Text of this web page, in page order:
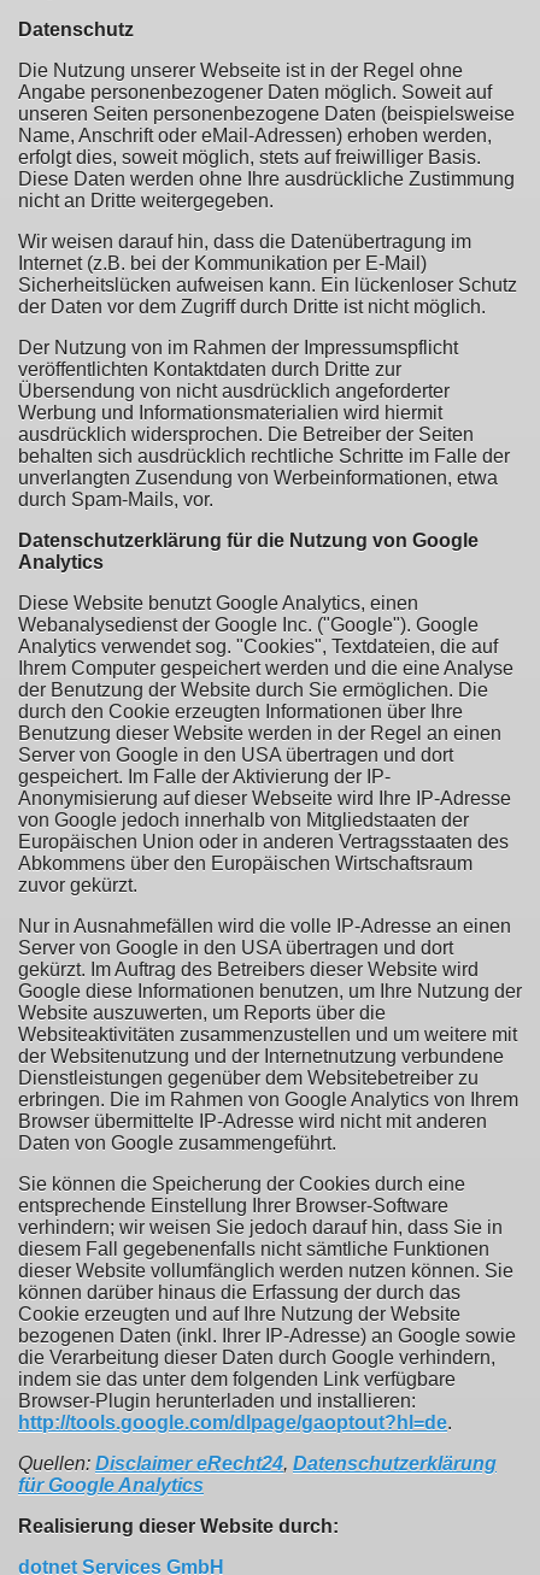
Datenschutz
Die Nutzung unserer Webseite ist in der Regel ohne
Angabe personenbezogener Daten möglich. Soweit auf
unseren Seiten personenbezogene Daten (beispielsweise
Name, Anschrift oder eMail-Adressen) erhoben werden,
erfolgt dies, soweit möglich, stets auf freiwilliger Basis.
Diese Daten werden ohne Ihre ausdrückliche Zustimmung
nicht an Dritte weitergegeben.
Wir weisen darauf hin, dass die Datenübertragung im
Internet (z.B. bei der Kommunikation per E-Mail)
Sicherheitslücken aufweisen kann. Ein lückenloser Schutz
der Daten vor dem Zugriff durch Dritte ist nicht möglich.
Der Nutzung von im Rahmen der Impressumspflicht
veröffentlichten Kontaktdaten durch Dritte zur
Übersendung von nicht ausdrücklich angeforderter
Werbung und Informationsmaterialien wird hiermit
ausdrücklich widersprochen. Die Betreiber der Seiten
behalten sich ausdrücklich rechtliche Schritte im Falle der
unverlangten Zusendung von Werbeinformationen, etwa
durch Spam-Mails, vor.
Datenschutzerklärung für die Nutzung von Google
Analytics
Diese Website benutzt Google Analytics, einen
Webanalysedienst der Google Inc. ("Google"). Google
Analytics verwendet sog. "Cookies", Textdateien, die auf
Ihrem Computer gespeichert werden und die eine Analyse
der Benutzung der Website durch Sie ermöglichen. Die
durch den Cookie erzeugten Informationen über Ihre
Benutzung dieser Website werden in der Regel an einen
Server von Google in den USA übertragen und dort
gespeichert. Im Falle der Aktivierung der IP-
Anonymisierung auf dieser Webseite wird Ihre IP-Adresse
von Google jedoch innerhalb von Mitgliedstaaten der
Europäischen Union oder in anderen Vertragsstaaten des
Abkommens über den Europäischen Wirtschaftsraum
zuvor gekürzt.
Nur in Ausnahmefällen wird die volle IP-Adresse an einen
Server von Google in den USA übertragen und dort
gekürzt. Im Auftrag des Betreibers dieser Website wird
Google diese Informationen benutzen, um Ihre Nutzung der
Website auszuwerten, um Reports über die
Websiteaktivitäten zusammenzustellen und um weitere mit
der Websitenutzung und der Internetnutzung verbundene
Dienstleistungen gegenüber dem Websitebetreiber zu
erbringen. Die im Rahmen von Google Analytics von Ihrem
Browser übermittelte IP-Adresse wird nicht mit anderen
Daten von Google zusammengeführt.
Sie können die Speicherung der Cookies durch eine
entsprechende Einstellung Ihrer Browser-Software
verhindern; wir weisen Sie jedoch darauf hin, dass Sie in
diesem Fall gegebenenfalls nicht sämtliche Funktionen
dieser Website vollumfänglich werden nutzen können. Sie
können darüber hinaus die Erfassung der durch das
Cookie erzeugten und auf Ihre Nutzung der Website
bezogenen Daten (inkl. Ihrer IP-Adresse) an Google sowie
die Verarbeitung dieser Daten durch Google verhindern,
indem sie das unter dem folgenden Link verfügbare
Browser-Plugin herunterladen und installieren:
http://tools.google.com/dlpage/gaoptout?hl=de.
Quellen: Disclaimer eRecht24, Datenschutzerklärung
für Google Analytics
Realisierung dieser Website durch:
dotnet Services GmbH